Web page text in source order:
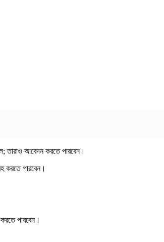
তারাও আবেদন করতে পারবেন।
করতে পারবেন।
পারবেন।